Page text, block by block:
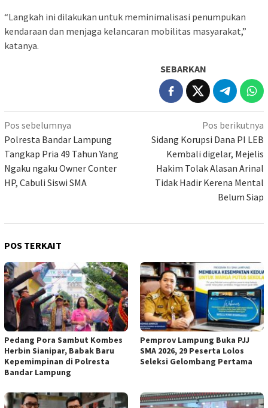
“Langkah ini dilakukan untuk meminimalisasi penumpukan
kendaraan dan menjaga kelancaran mobilitas masyarakat,”
katanya.
SEBARKAN
Navigasi
pos
Pos sebelumnya
Polresta Bandar Lampung
Tangkap Pria 49 Tahun Yang
Ngaku ngaku Owner Conter
HP, Cabuli Siswi SMA
Pos berikutnya
Sidang Korupsi Dana PI LEB
Kembali digelar, Mejelis
Hakim Tolak Alasan Arinal
Tidak Hadir Kerena Mental
Belum Siap
POS TERKAIT
Pedang Pora Sambut Kombes
Herbin Sianipar, Babak Baru
Kepemimpinan di Polresta
Bandar Lampung
Pemprov Lampung Buka PJJ
SMA 2026, 29 Peserta Lolos
Seleksi Gelombang Pertama